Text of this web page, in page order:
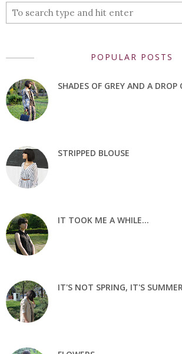
POPULAR POSTS
SHADES OF GREY AND A DROP
STRIPPED BLOUSE
IT TOOK ME A WHILE...
IT'S NOT SPRING, IT'S